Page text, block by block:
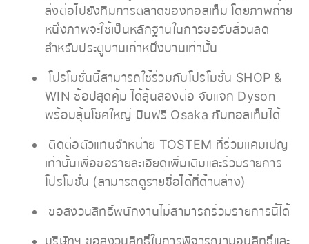
ส่งต่อไปยังทีมการตลาดของทอสเท็ม โดยภาพถ่าย
หนึ่งภาพจะใช้เป็นหลักฐานในการขอรับส่วนลด
สำหรับประตูบานเก่าหนึ่งบานเท่านั้น
โปรโมชั่นนี้สามารถใช้ร่วมกับโปรโมชั่น SHOP &
WIN ช้อปสุดคุ้ม ได้ลุ้นสองต่อ จับแจก Dyson
พร้อมลุ้นโชคใหญ่ บินฟรี Osaka กับทอสเท็มได้
ติดต่อตัวแทนจำหน่าย TOSTEM ที่ร่วมเเคมเปญ
เท่านั้นเพื่อขอรายละเอียดเพิ่มเติมและร่วมรายการ
โปรโมชั่น (สามารถดูรายชื่อได้ที่ด้านล่าง)
ขอสงวนสิทธิ์พนักงานไม่สามารถร่วมรายการนี้ได้
บริษัทฯ ขอสงวนสิทธิ์ในการพิจารณามอบสิทธิ์และ